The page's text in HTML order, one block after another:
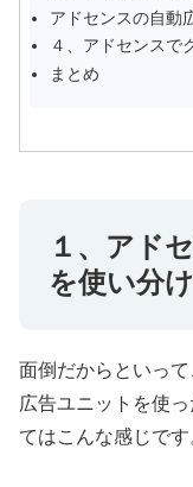
アドセンスの自動
４、アドセンスで
まとめ
１、アド
を使い分
面倒だからといっ
広告ユニットを使
てはこんな感じです